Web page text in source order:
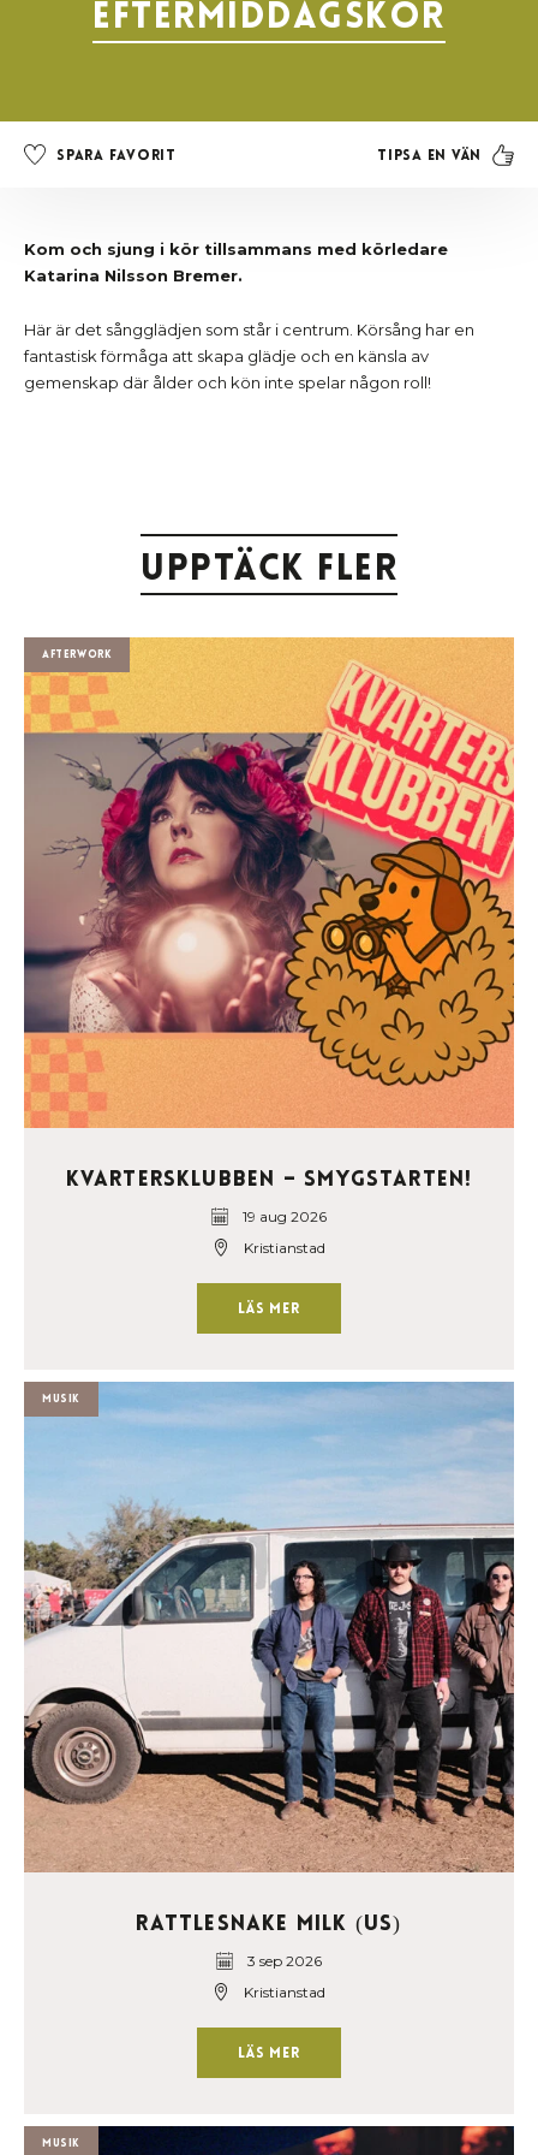
Eftermiddagskör
Spara favorit Tipsa en vän
Kom och sjung i kör tillsammans med körledare
Katarina Nilsson Bremer.
Här är det sångglädjen som står i centrum. Körsång har en
fantastisk förmåga att skapa glädje och en känsla av
gemenskap där ålder och kön inte spelar någon roll!
Upptäck fler
Afterwork
Kvartersklubben – Smygstarten!
19 aug 2026
Kristianstad
Läs mer
Musik
Rattlesnake Milk (US)
3 sep 2026
Kristianstad
Läs mer
Musik